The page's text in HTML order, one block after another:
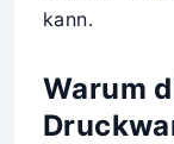
kann.
Warum